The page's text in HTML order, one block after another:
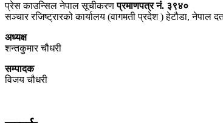
प्रेस काउन्सिल नेपाल सूचीकरणप्रमाणपत्र नं. ३९४०
सञ्चार रजिष्ट्रारको कार्यालय (वागमती प्रदेश ) हेटौडा, नेपाल
अध्यक्ष
शन्तकुमार चौधरी
सम्पादक
विजय चौधरी